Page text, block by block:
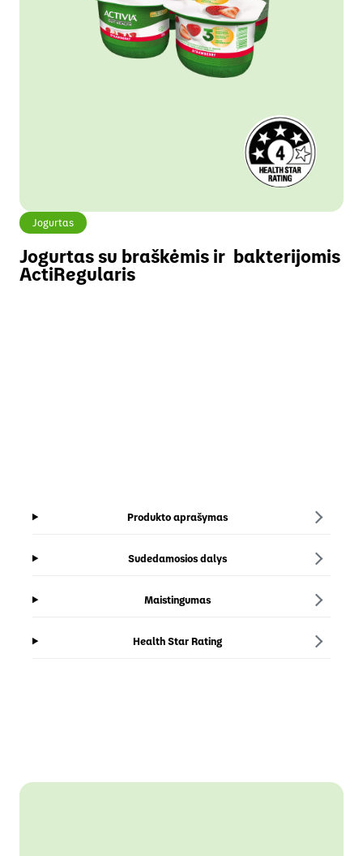
Jogurtas
Jogurtas su braškėmis ir bakterijomis
ActiRegularis
Produkto aprašymas
Sudedamosios dalys
Maistingumas
Health Star Rating